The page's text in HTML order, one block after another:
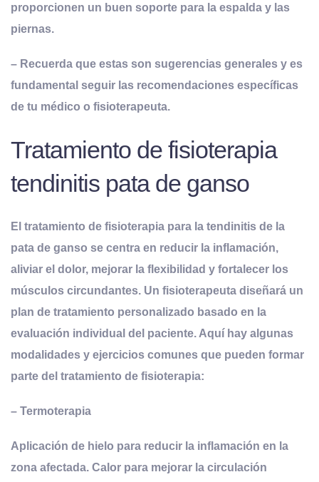
proporcionen un buen soporte para la espalda y las
piernas.
– Recuerda que estas son sugerencias generales y es
fundamental seguir las recomendaciones específicas
de tu médico o fisioterapeuta.
Tratamiento de fisioterapia
tendinitis pata de ganso
El tratamiento de fisioterapia para la tendinitis de la
pata de ganso se centra en reducir la inflamación,
aliviar el dolor, mejorar la flexibilidad y fortalecer los
músculos circundantes. Un fisioterapeuta diseñará un
plan de tratamiento personalizado basado en la
evaluación individual del paciente. Aquí hay algunas
modalidades y ejercicios comunes que pueden formar
parte del tratamiento de fisioterapia:
– Termoterapia
Aplicación de hielo para reducir la inflamación en la
zona afectada. Calor para mejorar la circulación